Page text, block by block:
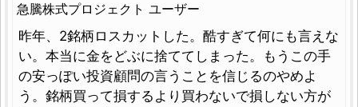
急騰株式プロジェクト ユーザー
昨年、2銘柄ロスカットした。酷すぎて何にも言えな
い。本当に金をどぶに捨ててしまった。もうこの手
の安っぽい投資顧問の言うことを信じるのやめよ
う。銘柄買って損するより買わないで損しない方が